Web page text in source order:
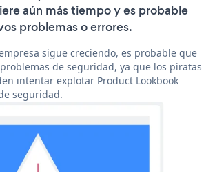
aún más tiempo y es probable
problemas o errores.
sigue creciendo, es probable que
de seguridad, ya que los piratas
intentar explotar Product Lookbook
seguridad.